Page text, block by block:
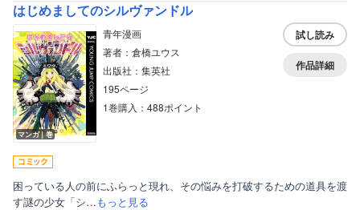
はじめましてのシルヴァンドル
マンガ｜巻
青年漫画
著者：倉橋ユウス
出版社：集英社
195ページ
1巻購入：488ポイント
試し読み
作品詳細
困っている人の前にふらっと現れ、その悩みを打破するための道具を渡
す謎の少女「シ…もっと見る